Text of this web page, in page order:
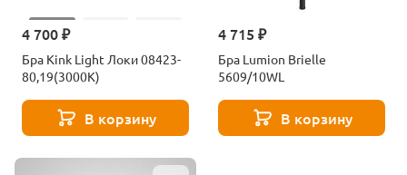
4 700 ₽
Бра Kink Light Локи 08423-
80,19(3000K)
В корзину
4 715 ₽
Бра Lumion Brielle
5609/10WL
В корзину